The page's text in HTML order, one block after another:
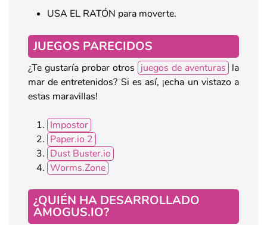
USA EL RATÓN para moverte.
JUEGOS PARECIDOS
¿Te gustaría probar otros juegos de aventuras la
mar de entretenidos? Si es así, ¡echa un vistazo a
estas maravillas!
Impostor
Paper.io 2
Dust Buster.io
Worms.Zone
¿QUIÉN HA DESARROLLADO
AMOGUS.IO?